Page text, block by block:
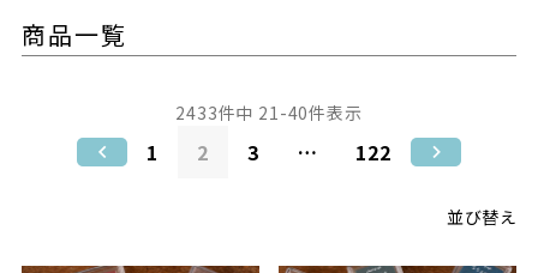
商品一覧
並び替え
2433件中 21 -40件表示
1 2 3 … 122